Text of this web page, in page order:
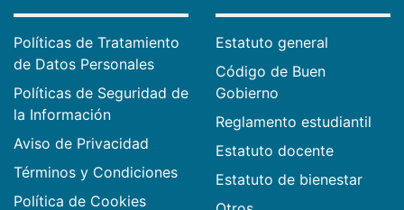
Políticas de Tratamiento
de Datos Personales
Políticas de Seguridad de
la Información
Aviso de Privacidad
Términos y Condiciones
Política de Cookies
Estatuto general
Código de Buen
Gobierno
Reglamento estudiantil
Estatuto docente
Estatuto de bienestar